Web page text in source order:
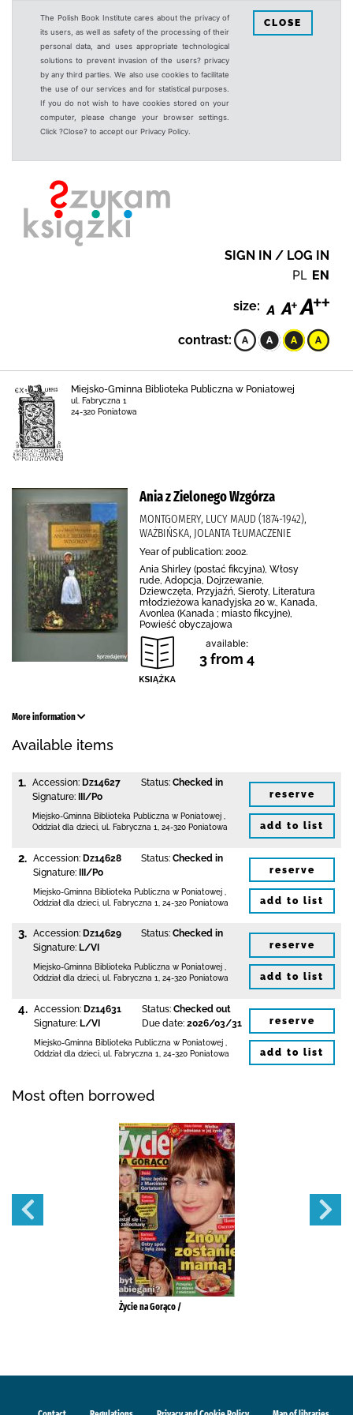
The Polish Book Institute cares about the privacy of
its users, as well as safety of the processing of their
personal data, and uses appropriate technological
solutions to prevent invasion of the users? privacy
by any third parties. We also use cookies to facilitate
the use of our services and for statistical purposes.
If you do not wish to have cookies stored on your
computer, please change your browser settings.
Click ?Close? to accept our Privacy Policy.
CLOSE
SIGN IN / LOG IN
PL EN
size:
contrast:
Miejsko-Gminna Biblioteka Publiczna w Poniatowej
ul. Fabryczna 1
24-320 Poniatowa
Ania z Zielonego Wzgórza
MONTGOMERY, LUCY MAUD (1874-1942),
WAŻBIŃSKA, JOLANTA TŁUMACZENIE
Year of publication: 2002.
Ania Shirley (postać fikcyjna), Włosy
rude, Adopcja, Dojrzewanie,
Dziewczęta, Przyjaźń, Sieroty, Literatura
młodzieżowa kanadyjska 20 w., Kanada,
Avonlea (Kanada ; miasto fikcyjne),
Powieść obyczajowa
available:
3 from 4
More information
Available items
1. Accession: Dz14627
Signature:
III/Po
Status: Checked in
Miejsko-Gminna Biblioteka Publiczna w Poniatowej
Oddział dla dzieci, ul. Fabryczna 1 24-320 Poniatowa
reserve
add to list
2. Accession: Dz14628
Signature: III/Po
Status: Checked in
Miejsko-Gminna Biblioteka Publiczna w Poniatowej
Oddział dla dzieci, ul. Fabryczna 1 24-320 Poniatowa
reserve
add to list
3. Accession: Dz14629
Signature: L/VI
Status: Checked in
Miejsko-Gminna Biblioteka Publiczna w Poniatowej ,
Oddział dla dzieci, ul. Fabryczna 1, 24-320 Poniatowa
reserve
add to list
4. Accession: Dz14631
Signature: L/VI
Status: Checked out
Due date: 2026/03/31
Miejsko-Gminna Biblioteka Publiczna w Poniatowej
Oddział dla dzieci, ul. Fabryczna 1 24-320 Poniatowa
reserve
add to list
Most often borrowed
Życie na Gorąco /